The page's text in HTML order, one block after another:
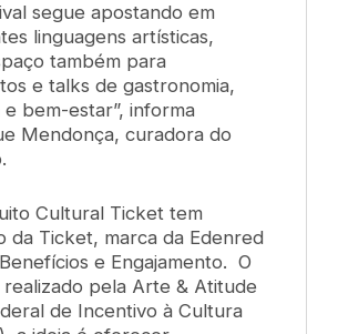
segue apostando em
linguagens artísticas,
também para
e talks de gastronomia,
bem-estar”, informa
Mendonça, curadora do
Cultural Ticket tem
da Ticket, marca da Edenred
e Engajamento. O
pela Arte & Atitude
de Incentivo à Cultura